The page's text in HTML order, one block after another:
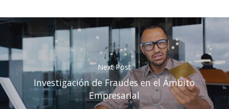
Next Post
Investigación de Fraudes en el Ámbito
Empresarial